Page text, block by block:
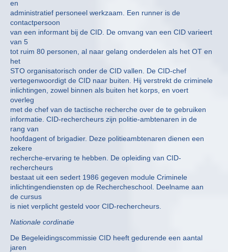
en
administratief personeel werkzaam. Een runner is de
contactpersoon
van een informant bij de CID. De omvang van een CID varieert
van 5
tot ruim 80 personen, al naar gelang onderdelen als het OT en
het
STO organisatorisch onder de CID vallen. De CID-chef
vertegenwoordigt de CID naar buiten. Hij verstrekt de criminele
inlichtingen, zowel binnen als buiten het korps, en voert
overleg
met de chef van de tactische recherche over de te gebruiken
informatie. CID-rechercheurs zijn politie-ambtenaren in de
rang van
hoofdagent of brigadier. Deze politieambtenaren dienen een
zekere
recherche-ervaring te hebben. De opleiding van CID-
rechercheurs
bestaat uit een sedert 1986 gegeven module Criminele
inlichtingendiensten op de Rechercheschool. Deelname aan
de cursus
is niet verplicht gesteld voor CID-rechercheurs.
Nationale cordinatie
De Begeleidingscommissie CID heeft gedurende een aantal
jaren